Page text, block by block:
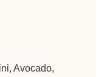
Avocado,